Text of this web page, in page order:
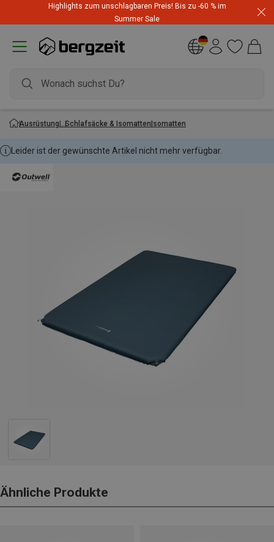
Highlights zum unschlagbaren Preis! Bis zu -60 % im
Summer Sale
Ausrüstung Schlafsäcke & IsomattenIsomatten
Leider ist der gewünschte Artikel nicht mehr verfügbar.
Ähnliche Produkte